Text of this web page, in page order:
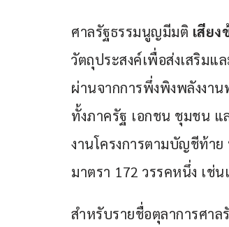
ศาลรัฐธรรมนูญมีมติ เสียง
วัตถุประสงค์เพื่อส่งเสริม
ผ่านจากการพึ่งพิงพลังงา
ทั้งภาครัฐ เอกชน ชุมชน
งานโครงการตามบัญชีท้า
มาตรา 172 วรรคหนึ่ง เช่น
สำหรับรายชื่อตุลาการศา